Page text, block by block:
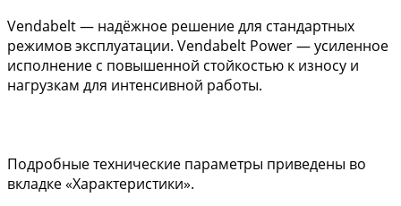
Vendabelt — надёжное решение для стандартных
режимов эксплуатации. Vendabelt Power — усиленное
исполнение с повышенной стойкостью к износу и
нагрузкам для интенсивной работы.
Подробные технические параметры приведены во
вкладке «Характеристики».